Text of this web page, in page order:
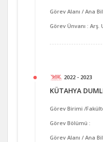
Görev Alanı / Ana
Görev Ünvanı :
2022 - 2023
KÜTAHYA
Görev Birimi /
Görev Bölümü :
Görev Alanı / Ana